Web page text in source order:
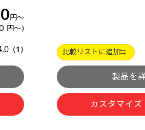
円～
円～
（1） 比較リストに追加
製品を
カスタマイズ